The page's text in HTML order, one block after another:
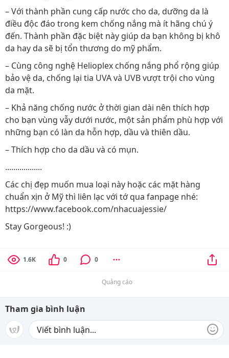
– Với thành phần cung cấp nước cho da, dưỡng da là
điều độc đáo trong kem chống nắng mà ít hãng chú ý
đến. Thành phần đặc biệt này giúp da bạn không bị khô
da hay da sẽ bị tổn thương do mỹ phẩm.
– Cùng công nghệ Helioplex chống nắng phổ rộng giúp
bảo vệ da, chống lại tia UVA và UVB vượt trội cho vùng
da mặt.
– Khả năng chống nước ở thời gian dài nên thích hợp
cho bạn vùng vẫy dưới nước, một sản phẩm phù hợp với
những bạn có làn da hỗn hợp, dầu và thiên dầu.
– Thích hợp cho da dầu và có mụn.
..................
Các chị đẹp muốn mua loại này hoặc các mặt hàng
chuẩn xịn ở Mỹ thì liên lạc với tớ qua fanpage nhé:
https://www.facebook.com/nhacuajessie/
Stay Gorgeous! :)
1.6K 0 0
Quảng cáo
Tham gia bình luận